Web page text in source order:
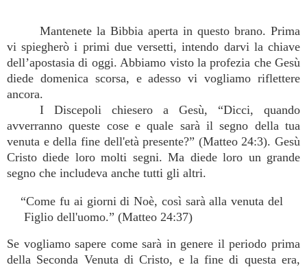
Mantenete la Bibbia aperta in questo brano. Prima
vi spiegherò i primi due versetti, intendo darvi la chiave
dell’apostasia di oggi. Abbiamo visto la profezia che Gesù
diede domenica scorsa, e adesso vi vogliamo riflettere
ancora.
I Discepoli chiesero a Gesù, “Dicci, quando
avverranno queste cose e quale sarà il segno della tua
venuta e della fine dell'età presente?” (Matteo 24:3). Gesù
Cristo diede loro molti segni. Ma diede loro un grande
segno che includeva anche tutti gli altri.
“Come fu ai giorni di Noè, così sarà alla venuta del
Figlio dell'uomo.” (Matteo 24:37)
Se vogliamo sapere come sarà in genere il periodo prima
della Seconda Venuta di Cristo, e la fine di questa era,